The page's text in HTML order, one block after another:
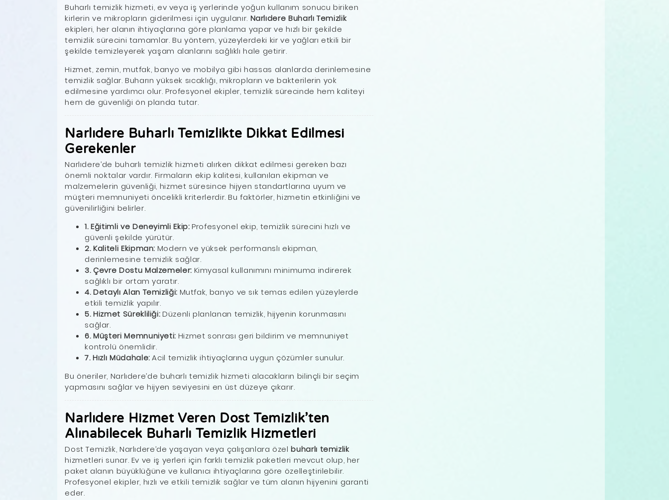
Buharlı temizlik hizmeti, ev veya iş yerlerinde yoğun kullanım sonucu biriken
kirlerin ve mikropların giderilmesi için uygulanır. Narlıdere Buharlı Temizlik
ekipleri, her alanın ihtiyaçlarına göre planlama yapar ve hızlı bir şekilde
temizlik sürecini tamamlar. Bu yöntem, yüzeylerdeki kir ve yağları etkili bir
şekilde temizleyerek yaşam alanlarını sağlıklı hale getirir.
Hizmet, zemin, mutfak, banyo ve mobilya gibi hassas alanlarda derinlemesine
temizlik sağlar. Buharın yüksek sıcaklığı, mikropların ve bakterilerin yok
edilmesine yardımcı olur. Profesyonel ekipler, temizlik sürecinde hem kaliteyi
hem de güvenliği ön planda tutar.
Narlıdere Buharlı Temizlikte Dikkat Edilmesi
Gerekenler
Narlıdere’de buharlı temizlik hizmeti alırken dikkat edilmesi gereken bazı
önemli noktalar vardır. Firmaların ekip kalitesi, kullanılan ekipman ve
malzemelerin güvenliği, hizmet süresince hijyen standartlarına uyum ve
müşteri memnuniyeti öncelikli kriterlerdir. Bu faktörler, hizmetin etkinliğini ve
güvenilirliğini belirler.
1. Eğitimli ve Deneyimli Ekip:Profesyonel ekip, temizlik sürecini hızlı ve
güvenli şekilde yürütür.
2. Kaliteli Ekipman: Modern ve yüksek performanslı ekipman,
derinlemesine temizlik sağlar.
3. Çevre Dostu Malzemeler:Kimyasal kullanımını minimuma indirerek
sağlıklı bir ortam yaratır.
4. Detaylı Alan Temizliği:Mutfak, banyo ve sık temas edilen yüzeylerde
etkili temizlik yapılır.
5. Hizmet Sürekliliği:Düzenli planlanan temizlik, hijyenin korunmasını
sağlar.
6. Müşteri Memnuniyeti: Hizmet sonrası geri bildirim ve memnuniyet
kontrolü önemlidir.
7. Hızlı Müdahale:Acil temizlik ihtiyaçlarına uygun çözümler sunulur.
Bu öneriler, Narlıdere’de buharlı temizlik hizmeti alacakların bilinçli bir seçim
yapmasını sağlar ve hijyen seviyesini en üst düzeye çıkarır.
Narlıdere Hizmet Veren Dost Temizlik’ten
Alınabilecek Buharlı Temizlik Hizmetleri
Dost Temizlik, Narlıdere’de yaşayan veya çalışanlara özelbuharlı temizlik
hizmetleri sunar. Ev ve iş yerleri için farklı temizlik paketleri mevcut olup, her
paket alanın büyüklüğüne ve kullanıcı ihtiyaçlarına göre özelleştirilebilir.
Profesyonel ekipler, hızlı ve etkili temizlik sağlar ve tüm alanın hijyenini garanti
eder.